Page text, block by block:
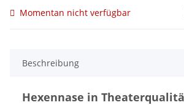
Momentan nicht verfügbar
Beschreibung
Hexennase in